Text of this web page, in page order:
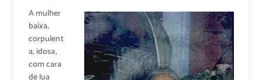
A mulher
baixa,
corpulent
a, idosa,
com cara